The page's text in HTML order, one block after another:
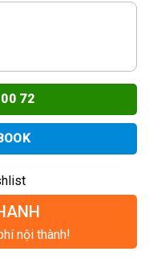
72
nội thành!